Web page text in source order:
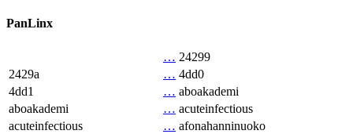
PanLinx
… 24299
2429a
… 4dd0
4dd1
… aboakademi
aboakademi
… acuteinfectious
acuteinfectious
… afonahanninuoko